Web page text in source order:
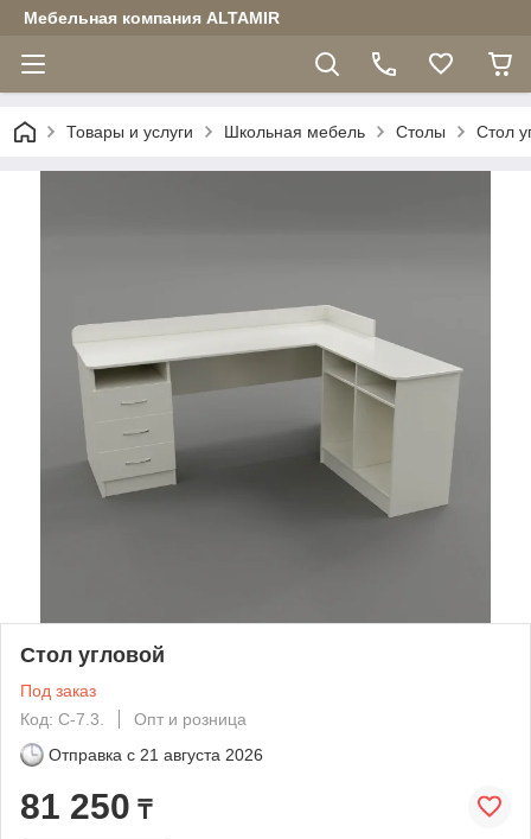
Мебельная компания ALTAMIR
Товары и услуги Школьная мебель Столы Стол
Стол угловой
Под заказ
Код: С-7.3.
Опт и розница
Отправка с 21 августа 2026
81 250 ₸